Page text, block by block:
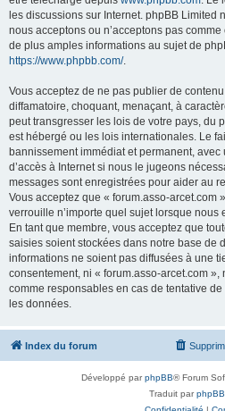
les discussions sur Internet. phpBB Limited
nous acceptons ou n’acceptons pas
de plus amples informations au sujet de
https://www.phpbb.com/.
Vous acceptez de ne pas publier de
diffamatoire, choquant, menaçant, à
peut transgresser les lois de votre pays, du
est hébergé ou les lois internationales. Le
bannissement immédiat et permanent,
d’accès à Internet si nous le jugeons
messages sont enregistrées pour aider au
Vous acceptez que « forum.asso-arcet.com
verrouille n’importe quel sujet lorsque nous
En tant que membre, vous acceptez que
saisies soient stockées dans notre base de
informations ne soient pas diffusées à une
consentement, ni « forum.asso-arcet.com
comme responsables en cas de tentative
les données.
Index du forum
Développé parphpBB® Forum
Traduit par